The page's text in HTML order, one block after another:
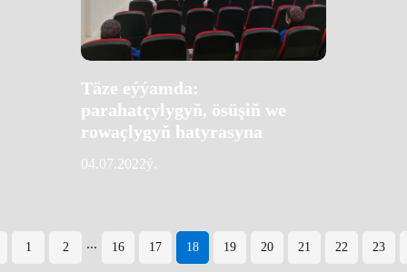
Täze eýýamda:
parahatçylygyň, ösüşiň we
rowaçlygyň hatyrasyna
04.07.2022ý.
1 2 ... 16 17 18 19 20 21 22 23